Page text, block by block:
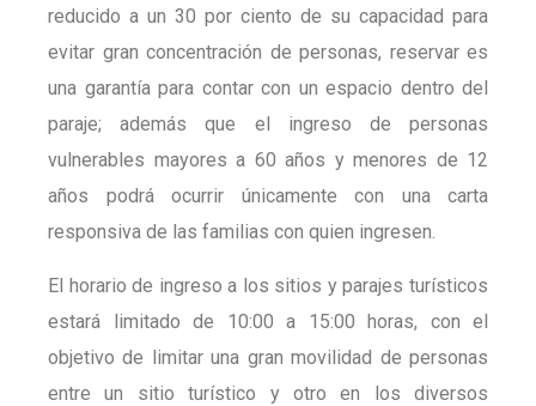
reducido a un 30 por ciento de su capacidad para
evitar gran concentración de personas, reservar es
una garantía para contar con un espacio dentro del
paraje; además que el ingreso de personas
vulnerables mayores a 60 años y menores de 12
años podrá ocurrir únicamente con una carta
responsiva de las familias con quien ingresen.
El horario de ingreso a los sitios y parajes turísticos
estará limitado de 10:00 a 15:00 horas, con el
objetivo de limitar una gran movilidad de personas
entre un sitio turístico y otro en los diversos